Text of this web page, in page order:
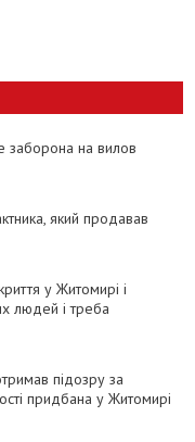
заборона на вилов
який продавав
у Житомирі і
людей і треба
підозру за
придбана у Житомирі